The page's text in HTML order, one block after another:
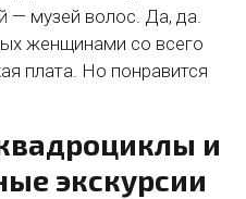
— музей волос. Да, да.
женщинами со всего
плата. Но понравится
и
экскурсии